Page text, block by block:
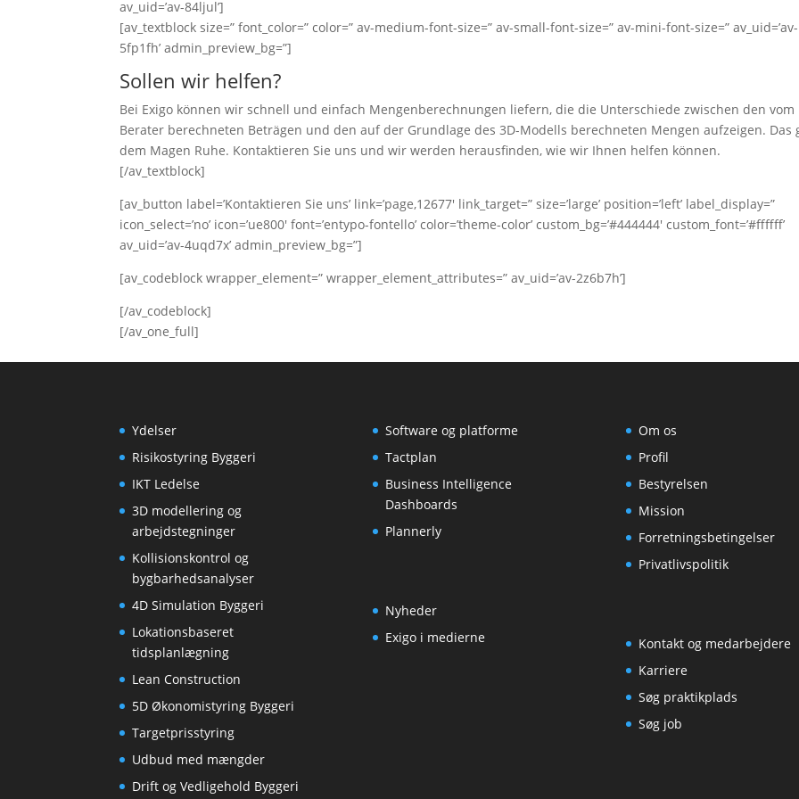
av_uid=’av-84ljul’]
[av_textblock size=” font_color=” color=” av-medium-font-size=” av-small-font-size=” av-mini-font-size=” av_uid=’av-
5fp1fh’ admin_preview_bg=”]
Sollen wir helfen?
Bei Exigo können wir schnell und einfach Mengenberechnungen liefern, die die Unterschiede zwischen den vom
Berater berechneten Beträgen und den auf der Grundlage des 3D-Modells berechneten Mengen aufzeigen. Das
dem Magen Ruhe. Kontaktieren Sie uns und wir werden herausfinden, wie wir Ihnen helfen können.
[/av_textblock]
[av_button label=’Kontaktieren Sie uns’ link=’page,12677′ link_target=” size=’large’ position=’left’ label_display=”
icon_select=’no’ icon=’ue800′ font=’entypo-fontello’ color=’theme-color’ custom_bg=’#444444′ custom_font=’#ffffff’
av_uid=’av-4uqd7x’ admin_preview_bg=”]
[av_codeblock wrapper_element=” wrapper_element_attributes=” av_uid=’av-2z6b7h’]
[/av_codeblock]
[/av_one_full]
Ydelser
Risikostyring Byggeri
IKT Ledelse
3D modellering og
arbejdstegninger
Kollisionskontrol og
bygbarhedsanalyser
4D Simulation Byggeri
Lokationsbaseret
tidsplanlægning
Lean Construction
5D Økonomistyring Byggeri
Targetprisstyring
Udbud med mængder
Drift og Vedligehold Byggeri
Software og platforme
Tactplan
Business Intelligence
Dashboards
Plannerly
Nyheder
Exigo i medierne
Om os
Profil
Bestyrelsen
Mission
Forretningsbetingelser
Privatlivspolitik
Kontakt og medarbejdere
Karriere
Søg praktikplads
Søg job